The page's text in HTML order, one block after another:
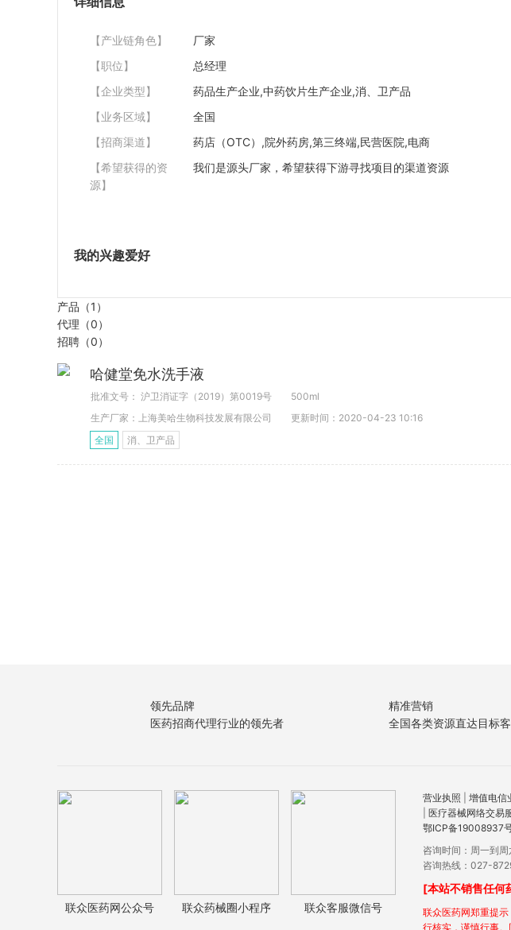
【产业链角色】
厂家
【职位】
总经理
【企业类型】
药品生产企业,中药饮片生产企业,消、卫产品
【业务区域】
全国
【招商渠道】
药店（OTC）,院外药房,第三终端,民营医院,电商
【希望获得的资
源】
我们是源头厂家，希望获得下游寻找项目的渠道资源
我的兴趣爱好
产品（1）
代理（0）
招聘（0）
哈健堂免水洗手液
批准文号： 沪卫消证字（2019）第0019号
500ml
生产厂家：上海美哈生物科技发展有限公司
更新时间：2020-04-23 10:16
全国
消、卫产品
领先品牌
医药招商代理行业的领先者
精准营销
全国各类资源直达目标
联众医药网公众号 联众药械圈小程序 联众客服微信号
营业执照 增值电信
医疗器械网络交易
鄂ICP备19008937
咨询时间：周一到
咨询热线：027-
[本站不销售任何
联众医药网郑重提
行核实，谨慎行事